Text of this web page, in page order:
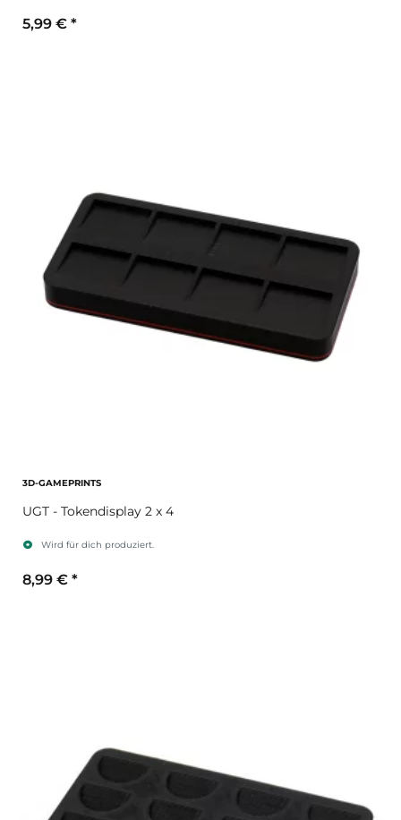
5,99 € *
3D-GAMEPRINTS
UGT - Tokendisplay 2 x 4
Wird für dich produziert.
8,99 € *